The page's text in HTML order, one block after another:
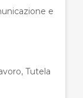
e
Tutela